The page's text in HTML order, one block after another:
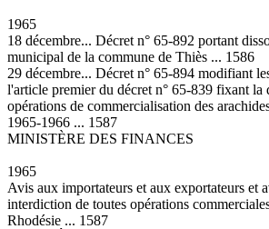
1965
18 décembre... Décret n° 65-892 portant
municipal de la commune de Thiès ... 1586
29 décembre... Décret n° 65-894 modifiant
l'article premier du décret n° 65-839 fixant la
opérations de commercialisation des
1965-1966 ... 1587
MINISTÈRE DES FINANCES
1965
Avis aux importateurs et aux exportateurs et
interdiction de toutes opérations
Rhodésie ... 1587